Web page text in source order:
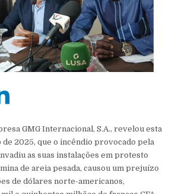
GMG Internacional, S.A., revelou esta
de 2025, que o incêndio provocado pela
as suas instalações em protesto
de areia pesada, causou um prejuízo
de dólares norte-americanos,